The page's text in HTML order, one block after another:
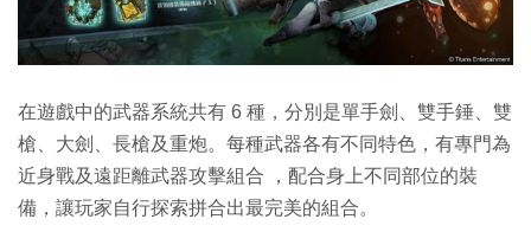
在遊戲中的武器系統共有 6 種，分別是單手劍、雙手錘、雙
槍、大劍、長槍及重炮。每種武器各有不同特色，有專門為
近身戰及遠距離武器攻擊組合 ，配合身上不同部位的裝
備，讓玩家自行探索拼合出最完美的組合。